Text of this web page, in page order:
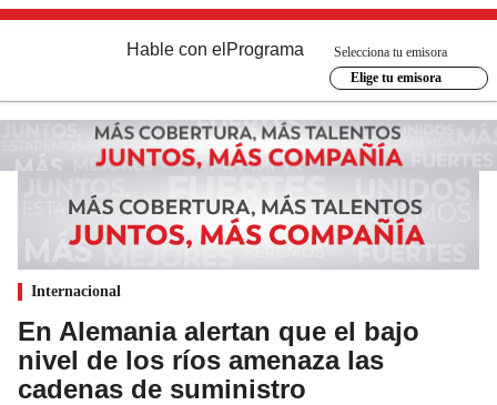
Hable con el Programa
Selecciona tu emisora
Elige tu emisora
Internacional
En Alemania alertan que el bajo
nivel de los ríos amenaza las
cadenas de suministro